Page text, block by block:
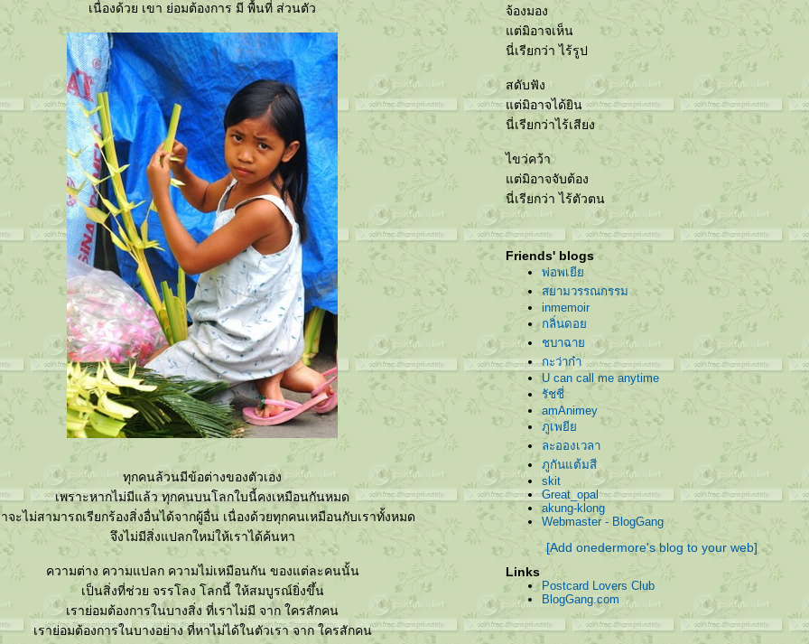
เนื่องด้วย เขา ย่อมต้องการ มี พื้นที่ ส่วนตัว
ทุกคนล้วนมีข้อต่างของตัวเอง
เพราะหากไม่มีแล้ว ทุกคนบนโลกใบนี้คงเหมือนกันหมด
าจะไม่สามารถเรียกร้องสิ่งอื่นได้จากผู้อื่น เนื่องด้วยทุกคนเหมือนกับเราทั้งหมด
จึงไม่มีสิ่งแปลกใหม่ให้เราได้ค้นหา
ความต่าง ความแปลก ความไม่เหมือนกัน ของแต่ละคนนั้น
เป็นสิ่งที่ช่วย จรรโลง โลกนี้ ให้สมบูรณ์ยิ่งขึ้น
เราย่อมต้องการในบางสิ่ง ที่เราไม่มี จาก ใครสักคน
เราย่อมต้องการในบางอย่าง ที่หาไม่ได้ในตัวเรา จาก ใครสักคน
จ้องมอง
ต่มิอาจเห็น
นี่เรียกว่า ไร้รูป
สดับฟัง
ต่มิอาจได้ยิน
นี่เรียกว่าไร้เสียง
ไขว่คว้า
ต่มิอาจจับต้อง
นี่เรียกว่า ไร้ตัวตน
Friends' blogs
พ่อพเยี
สยามวรรณกรรม
inmemoir
กลิ่นดอ
ชบาฉา
กะว่าก๋า
U can call me anytime
รัชชี่
amAnimey
ภูเพยี
ละอองเวลา
ภูกันแต้มสี
skit
Great_opal
akung-klong
Webmaster - BlogGang
[Add onedermore's blog to your web]
Links
Postcard Lovers Club
BlogGang.com